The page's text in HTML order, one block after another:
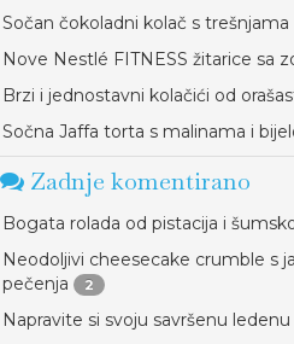
Sočan čokoladni kolač s trešnjama
Nove Nestlé FITNESS žitarice sa
Brzi i jednostavni kolačići od
Sočna Jaffa torta s malinama i
Zadnje komentirano
Bogata rolada od pistacija i
Neodoljivi cheesecake crumble s
pečenja
2
Napravite si svoju savršenu ledenu